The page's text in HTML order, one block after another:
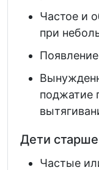
Частое и
при
поджатие
Дети старше
Частые